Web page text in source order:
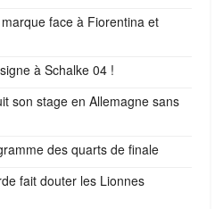
face à Fiorentina et
à Schalke 04 !
son stage en Allemagne sans
des quarts de finale
fait douter les Lionnes